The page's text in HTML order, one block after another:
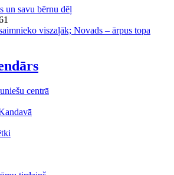
un savu bērnu dēļ
1
viszaļāk; Novads – ārpus topa
centrā